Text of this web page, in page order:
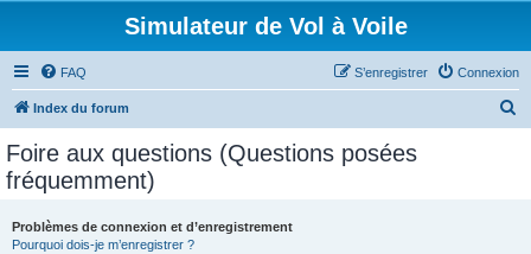
Simulateur de Vol à Voile
FAQ Connexion
S’enregistrer
Index du forum
Foire aux questions (Questions posées
fréquemment)
Problèmes de connexion et d’enregistrement
Pourquoi dois-je m’enregistrer ?